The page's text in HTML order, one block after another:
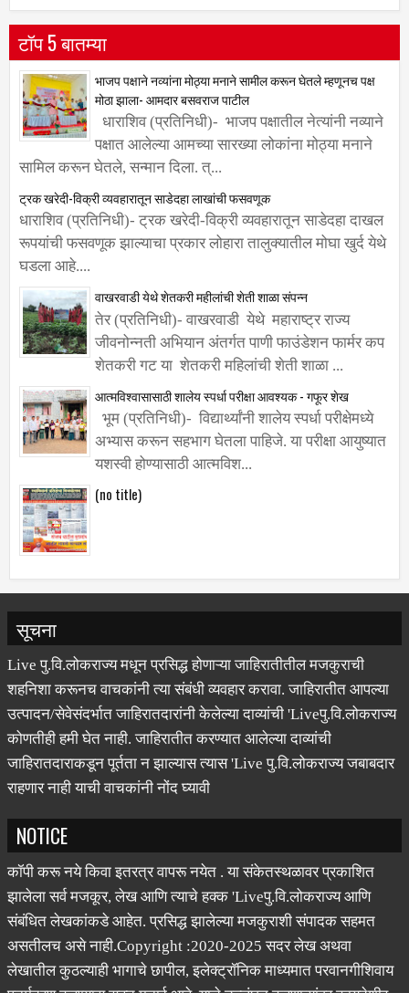
मोठा झाला- आमदार बसवराज पाटील
धाराशिव (प्रतिनिधी)- भाजप पक्षातील नेत्यांनी नव्याने
पक्षात आलेल्या आमच्या सारख्या लोकांना मोठ्या मनाने
सामिल करून घेतले, सन्मान दिला. त्...
ट्रक खरेदी-विक्री व्यवहारातून साडेदहा लाखांची फसवणूक
धाराशिव (प्रतिनिधी)- ट्रक खरेदी-विक्री व्यवहारातून साडेदहा दाखल
रूपयांची फसवणूक झाल्याचा प्रकार लोहारा तालुक्यातील मोघा खुर्द येथे
घडला आहे....
वाखरवाडी येथे शेतकरी महीलांची शेती शाळा संपन्न
जीवनोन्नती अभियान अंतर्गत पाणी फाउंडेशन फार्मर कप
शेतकरी गट या शेतकरी महिलांची शेती शाळा ...
आत्मविश्वासासाठी शालेय स्पर्धा परीक्षा आवश्यक - गफूर शेख
भूम (प्रतिनिधी)- विद्यार्थ्यांनी शालेय स्पर्धा परीक्षेमध्ये
अभ्यास करून सहभाग घेतला पाहिजे. या परीक्षा आयुष्यात
यशस्वी होण्यासाठी आत्मविश...
(no title)
सूचना
शहनिशा करूनच वाचकांनी त्या संबंधी व्यवहार करावा. जाहिरातीत आपल्या
उत्पादन/सेवेसंदर्भात जाहिरातदारांनी केलेल्या दाव्यांची 'Liveपु.वि.लोकराज्य
कोणतीही हमी घेत नाही. जाहिरातीत करण्यात आलेल्या दाव्यांची
जाहिरातदाराकडून पूर्तता न झाल्यास त्यास 'Live पु.वि.लोकराज्य जबाबदार
राहणार नाही याची वाचकांनी नोंद घ्यावी
NOTICE
कॉपी करू नये किवा इतरत्र वापरू नयेत . या संकेतस्थळावर प्रकाशित
झालेला सर्व मजकूर, लेख आणि त्याचे हक्क 'Liveपु.वि.लोकराज्य आणि
संबंधित लेखकांकडे आहेत. प्रसिद्ध झालेल्या मजकुराशी संपादक सहमत
असतीलच असे नाही.Copyright :2020-2025 सदर लेख अथवा
लेखातील कुठल्याही भागाचे छापील, इलेक्ट्रॉनिक माध्यमात परवानगीशिवाय
पुनर्मुद्रण करण्यास सक्त मनाई आहे. याचे उल्लंघन करणाऱ्यांवर कायदेशीर
कारवाई करण्यात येईल.मुख्य संपादक-दत्ताञय उर्फ राजा प्रल्हादराव वैद्य